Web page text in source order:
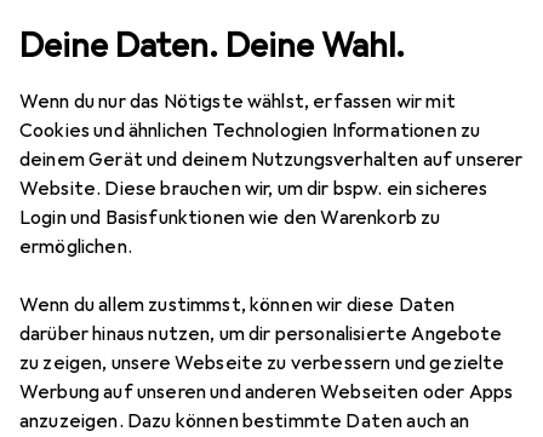
Deine Daten. Deine Wahl.
Wenn du nur das Nötigste wählst, erfassen wir mit
Cookies und ähnlichen Technologien Informationen zu
deinem Gerät und deinem Nutzungsverhalten auf unserer
Website. Diese brauchen wir, um dir bspw. ein sicheres
Login und Basisfunktionen wie den Warenkorb zu
ermöglichen.
Wenn du allem zustimmst, können wir diese Daten
darüber hinaus nutzen, um dir personalisierte Angebote
zu zeigen, unsere Webseite zu verbessern und gezielte
Werbung auf unseren und anderen Webseiten oder Apps
anzuzeigen. Dazu können bestimmte Daten auch an
Smartphone Schutzfolie Dipos Blickschutzfolie 4-Way Privacy
5 Bilder
DiposBlickschutzfolie 4-Way Privacy
Preis in EUR inkl. MwSt.
EUR
13,95
Bewertungen Marke
Mehr von Dipos